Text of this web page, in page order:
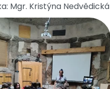
Mgr. Kristýna Nedvědická